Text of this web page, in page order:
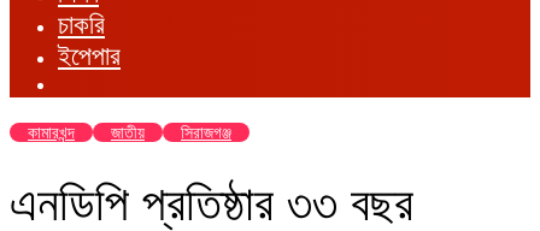
চাকরি
ইপেপার
কামারখন্দ জাতীয় সিরাজগঞ্জ
এনডিপি প্রতিষ্ঠার ৩৩ বছর